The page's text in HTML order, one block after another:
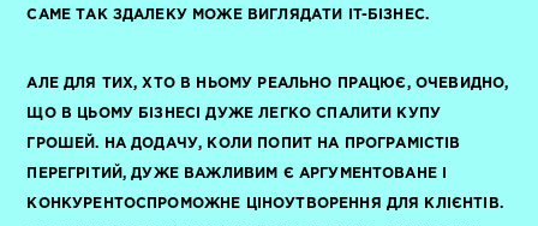
САМЕ ТАК ЗДАЛЕКУ МОЖЕ ВИГЛЯДАТИ IT-БІЗНЕС.
АЛЕ ДЛЯ ТИХ, ХТО В НЬОМУ РЕАЛЬНО ПРАЦЮЄ, ОЧЕВИДНО,
ЩО В ЦЬОМУ БІЗНЕСІ ДУЖЕ ЛЕГКО СПАЛИТИ КУПУ
ГРОШЕЙ. НА ДОДАЧУ, КОЛИ ПОПИТ НА ПРОГРАМІСТІВ
ПЕРЕГРІТИЙ, ДУЖЕ ВАЖЛИВИМ Є АРГУМЕНТОВАНЕ І
КОНКУРЕНТОСПРОМОЖНЕ ЦІНОУТВОРЕННЯ ДЛЯ КЛІЄНТІВ.